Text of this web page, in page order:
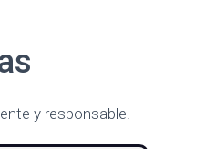
y responsable.